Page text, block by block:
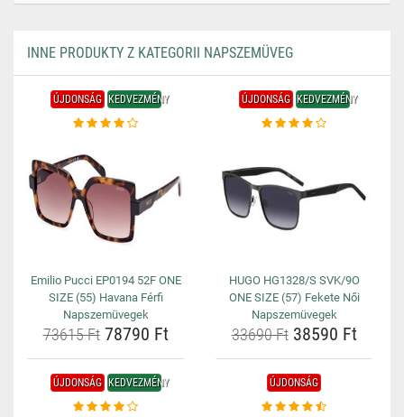
INNE PRODUKTY Z KATEGORII NAPSZEMÜVEG
ÚJDONSÁG KEDVEZMÉNY
Emilio Pucci EP0194 52F ONE
SIZE (55) Havana Férfi
Napszemüvegek
73615 Ft78790 Ft
ÚJDONSÁG KEDVEZMÉNY
HUGO HG1328/S SVK/9O
ONE SIZE (57) Fekete Női
Napszemüvegek
33690 Ft38590 Ft
ÚJDONSÁG KEDVEZMÉNY ÚJDONSÁG